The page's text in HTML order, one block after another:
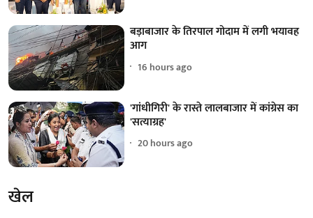
बड़ाबाजार के तिरपाल गोदाम में लगी भयावह
आग
16 hours ago
'गांधीगिरी' के रास्ते लालबाजार में कांग्रेस का
'सत्याग्रह'
20 hours ago
खेल